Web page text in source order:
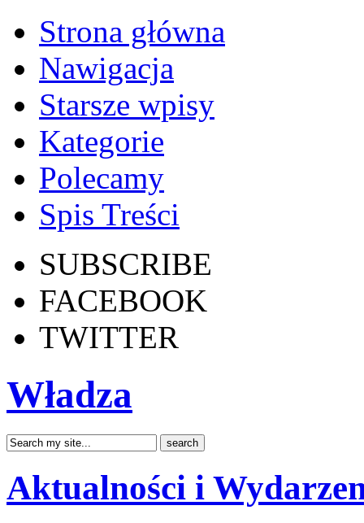
Strona główna
Nawigacja
Starsze wpisy
Kategorie
Polecamy
Spis Treści
SUBSCRIBE
FACEBOOK
TWITTER
Władza
Aktualności i